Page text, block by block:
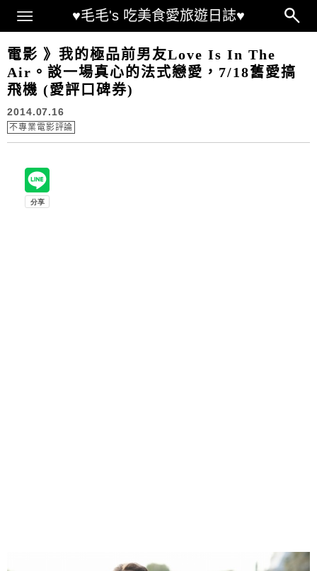
♥毛毛's 吃美食愛旅遊日誌♥
Main Menu
電影 》我的極品前男友Love Is In The
Air。談一場真心的法式戀愛，7/18舊愛搞
飛機 (愛評口碑券)
2014.07.16
不專業電影評論